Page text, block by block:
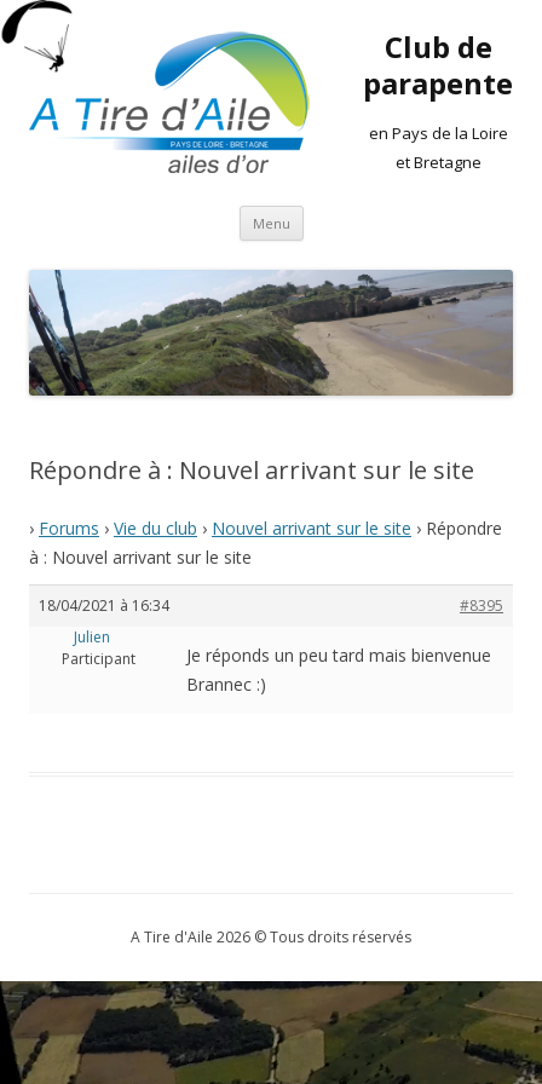
Club de
parapente
en Pays de la Loire
et Bretagne
Menu Aller
contenu
Répondre à : Nouvel arrivant sur le site
› Forums › Vie du club › Nouvel arrivant sur le site › Répondre
à : Nouvel arrivant sur le site
18/04/2021 à 16:34
#8395
Julien
Participant
Je réponds un peu tard mais bienvenue
Brannec :)
A Tire d'Aile 2026 © Tous droits réservés